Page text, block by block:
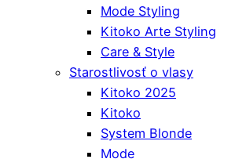
Mode Styling
Kitoko Arte Styling
Care & Style
Starostlivosť o vlasy
Kitoko 2025
Kitoko
System Blonde
Mode